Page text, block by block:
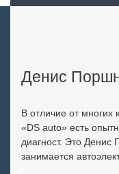
Денис
В отличие от многих
«DS auto» есть
диагност. Это Денис
занимается